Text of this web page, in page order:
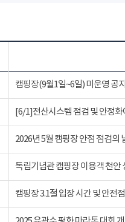
캠핑장(9월1일~6일) 미운영 공지
[6/1]전산시스템 점검 및 안정화
2026년 5월 캠핑장 안점 점검의
독립기념관 캠핑장 이용객 천안
캠핑장 3.1절 입장 시간 및 안전